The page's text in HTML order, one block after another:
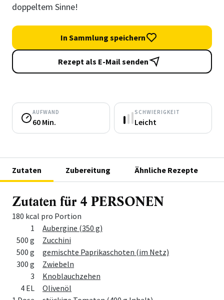
doppeltem Sinne!
In Sammlung speichern
Rezept als E-Mail senden
AUFWAND
60 Min.
SCHWIERIGKEIT
Leicht
Zutaten Zubereitung Ähnliche Rezepte
Zutaten für 4 PERSONEN
180 kcal pro Portion
Menge Zutat
1
Aubergine (350 g)
500 g
Zucchini
500 g
gemischte Paprikaschoten (im Netz)
300 g
Zwiebeln
3
Knoblauchzehen
4 EL
Olivenöl